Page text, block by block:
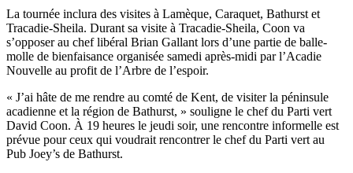
La tournée inclura des visites à Lamèque, Caraquet, Bathurst et
Tracadie-Sheila. Durant sa visite à Tracadie-Sheila, Coon va
s’opposer au chef libéral Brian Gallant lors d’une partie de balle-
molle de bienfaisance organisée samedi après-midi par l’Acadie
Nouvelle au profit de l’Arbre de l’espoir.
« J’ai hâte de me rendre au comté de Kent, de visiter la péninsule
acadienne et la région de Bathurst, » souligne le chef du Parti vert
David Coon. À 19 heures le jeudi soir, une rencontre informelle est
prévue pour ceux qui voudrait rencontrer le chef du Parti vert au
Pub Joey’s de Bathurst.